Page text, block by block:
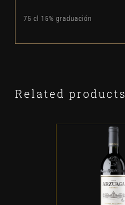
75 cl 15% graduación
Related products
ADD TO CART /